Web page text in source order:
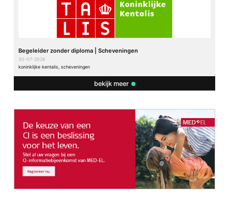
Begeleider zonder diploma | Scheveningen
30-07-2026
koninklijke kentalis, scheveningen
bekijk meer